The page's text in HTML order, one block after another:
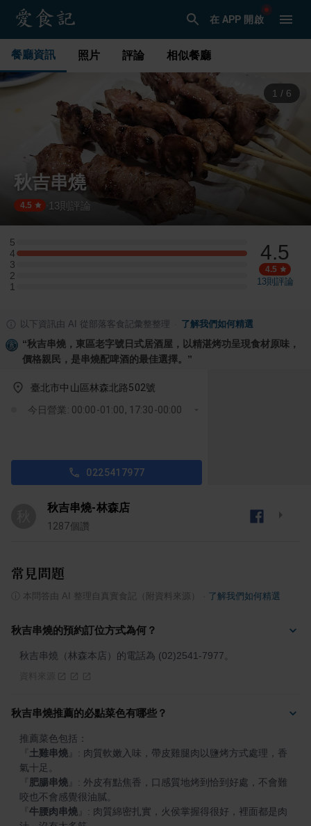
在 APP 開啟
餐廳資訊 照片 評論 相似餐廳
1 / 6
秋吉串燒
4.5 13 則評論
5
5 星：0 則評論
4
4 星：1 則評論
3
3 星：0 則評論
2
2 星：0 則評論
1
1 星：0 則評論
4.5
4.5
13則評論
以下資訊由 AI 從部落客食記彙整整理 了解我們如何精選
“秋吉串燒，東區老字號日式居酒屋，以精湛烤功呈現食材原味，
價格親民，是串燒配啤酒的最佳選擇。 ”
臺北市中山區林森北路502號
今日營業: 00:00-01:00, 17:30-00:00
0225417977
秋吉串燒-林森店
1287個讚
常見問題
本問答由 AI 整理自真實食記（附資料來源） 了解我們如何精選
秋吉串燒的預約訂位方式為何？
秋吉串燒（林森本店）的電話為 (02)2541-7977。
秋吉串燒推薦的必點菜色有哪些？
土雞串燒
: 肉質軟嫩入味，帶皮雞腿肉以鹽烤方式處理，香
肥腸串燒
: 外皮有點焦香，口感質地烤到恰到好處，不會難
牛腰肉串燒
: 肉質綿密扎實，火侯掌握得很好，裡面都是肉